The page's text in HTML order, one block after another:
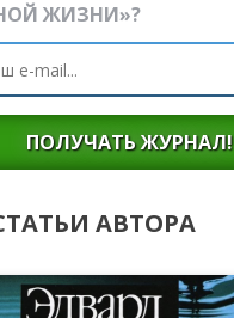
ЖИЗНИ»?
ПОЛУЧАТЬ ЖУРНАЛ!
АВТОРА